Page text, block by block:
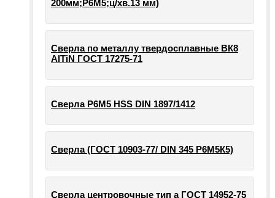
200мм;Р6М5;ц/хв.13 мм)
Сверла по металлу твердосплавные ВК8
AlTiN ГОСТ 17275-71
Сверла Р6М5 HSS DIN 1897/1412
Сверла (ГОСТ 10903-77/ DIN 345 Р6М5К5)
Сверла центровочные тип а ГОСТ 14952-75